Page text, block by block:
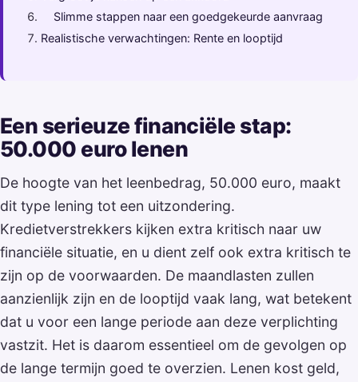
Slimme stappen naar een goedgekeurde aanvraag
Realistische verwachtingen: Rente en looptijd
Een serieuze financiële stap:
50.000 euro lenen
De hoogte van het leenbedrag, 50.000 euro, maakt
dit type lening tot een uitzondering.
Kredietverstrekkers kijken extra kritisch naar uw
financiële situatie, en u dient zelf ook extra kritisch te
zijn op de voorwaarden. De maandlasten zullen
aanzienlijk zijn en de looptijd vaak lang, wat betekent
dat u voor een lange periode aan deze verplichting
vastzit. Het is daarom essentieel om de gevolgen op
de lange termijn goed te overzien. Lenen kost geld,